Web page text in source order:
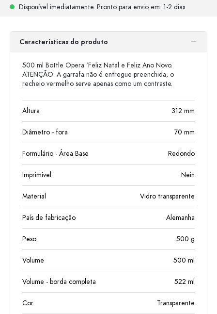
Disponível imediatamente. Pronto para envio em: 1-2 dias
Características do produto
500 ml Bottle Opera 'Feliz Natal e Feliz Ano Novo.
ATENÇÃO: A garrafa não é entregue preenchida, o
recheio vermelho serve apenas como um contraste.
Altura 312 mm
Diâmetro - fora 70 mm
Formulário - Área Base Redondo
Imprimível Nein
Material Vidro transparente
País de fabricação Alemanha
Peso 500 g
Volume 500 ml
Volume - borda completa 522 ml
Cor Transparente